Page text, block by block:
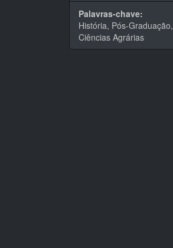
Palavras-chave:
História, Pós-Graduação,
Ciências Agrárias